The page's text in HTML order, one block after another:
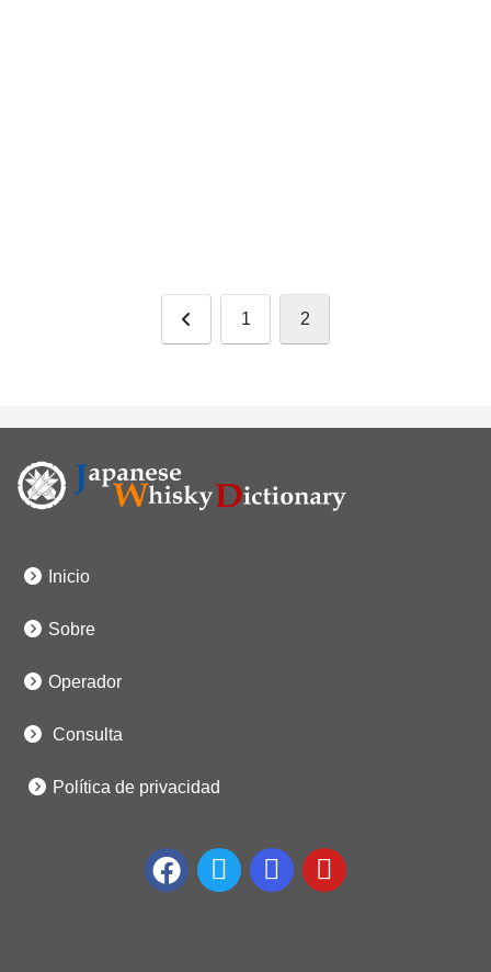
Anterior 1 2
Inicio
Sobre
Operador
Consulta
Política de privacidad